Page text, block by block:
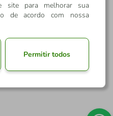
site para melhorar sua
de acordo com nossa
Permitir todos